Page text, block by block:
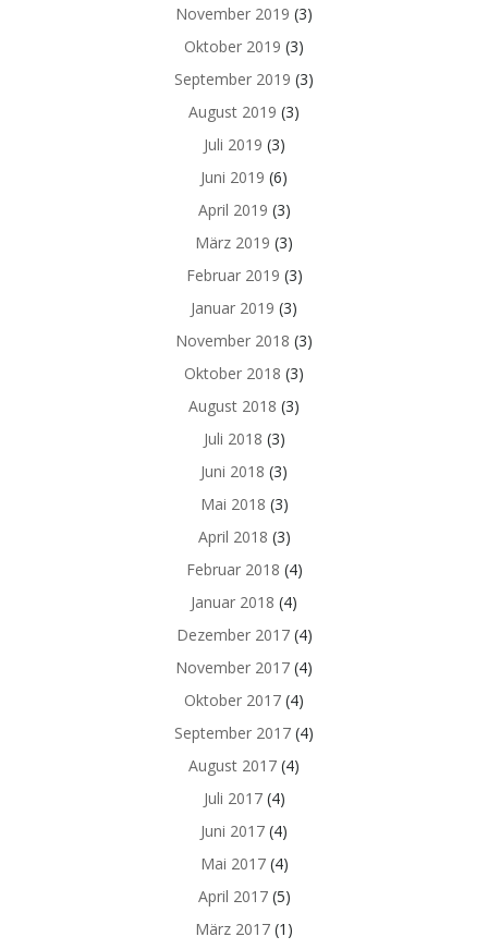
November 2019 (3)
Oktober 2019 (3)
September 2019 (3)
August 2019 (3)
Juli 2019 (3)
Juni 2019 (6)
April 2019 (3)
März 2019 (3)
Februar 2019 (3)
Januar 2019 (3)
November 2018 (3)
Oktober 2018 (3)
August 2018 (3)
Juli 2018 (3)
Juni 2018 (3)
Mai 2018 (3)
April 2018 (3)
Februar 2018 (4)
Januar 2018 (4)
Dezember 2017(4)
November 2017 (4)
Oktober 2017 (4)
September 2017 (4)
August 2017 (4)
Juli 2017(4)
Juni 2017 (4)
Mai 2017(4)
April 2017(5)
März 2017 (1)